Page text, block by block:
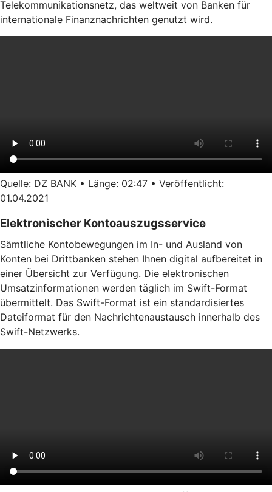
Telekommunikationsnetz, das weltweit von Banken für
internationale Finanznachrichten genutzt wird.
Quelle: DZ BANK • Länge: 02:47 • Veröffentlicht:
01.04.2021
Elektronischer Kontoauszugsservice
Sämtliche Kontobewegungen im In- und Ausland von
Konten bei Drittbanken stehen Ihnen digital aufbereitet in
einer Übersicht zur Verfügung. Die elektronischen
Umsatzinformationen werden täglich im Swift-Format
übermittelt. Das Swift-Format ist ein standardisiertes
Dateiformat für den Nachrichtenaustausch innerhalb des
Swift-Netzwerks.